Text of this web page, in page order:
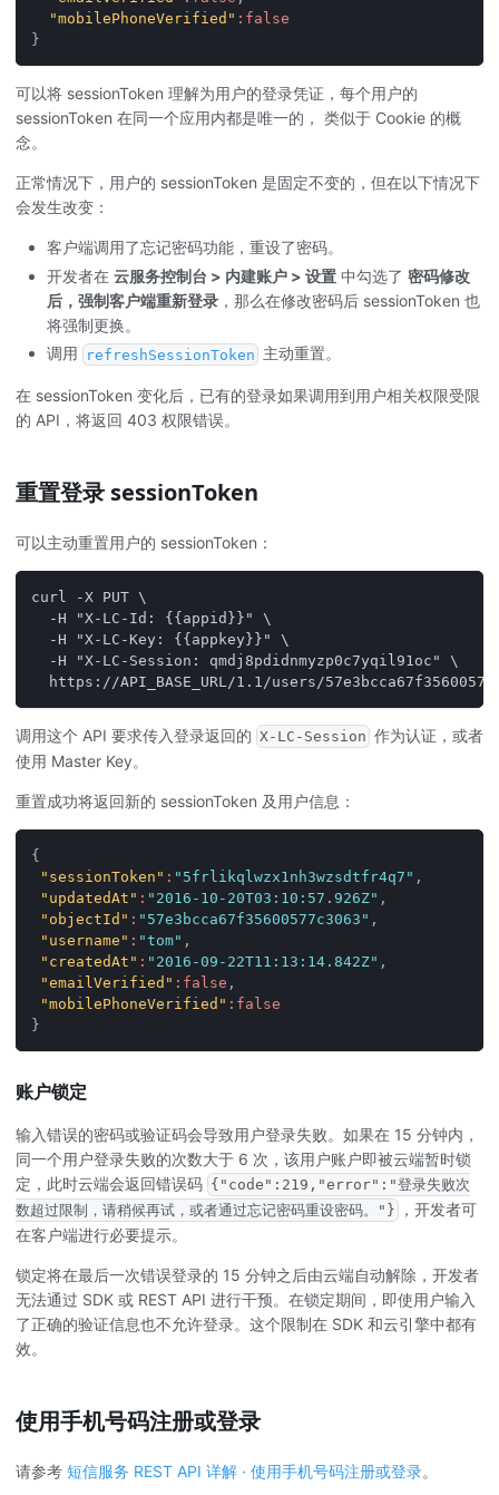
"mobilePhoneVerified" : false
}
可以将 sessionToken 理解为用户的登录凭证，每个用户的
sessionToken 在同一个应用内都是唯一的， 类似于 Cookie 的概
念。
正常情况下，用户的 sessionToken 是固定不变的，但在以下情况下
会发生改变：
客户端调用了忘记密码功能，重设了密码。
开发者在 云服务控制台 > 内建账户 > 设置 中勾选了 密码修改
后，强制客户端重新登录 ，那么在修改密码后 sessionToken 也
将强制更换。
调用
refreshSessionToken 主动重置。
在 sessionToken 变化后，已有的登录如果调用到用户相关权限受限
的 API，将返回 403 权限错误。
重置登录 sessionToken
可以主动重置用户的 sessionToken：
curl -X PUT \
  -H "X-LC-Id: {{appid}}" \
  -H "X-LC-Key: {{appkey}}" \
  -H "X-LC-Session: qmdj8pdidnmyzp0c7yqil91oc" \
https://API_BASE_URL/1.1/users/
调用这个 API 要求传入登录返回的 X-LC-Session 作为认证，或者
使用 Master Key。
重置成功将返回新的 sessionToken 及用户信息：
{
"sessionToken" : "5frlikqlwzx1nh3wzsdtfr4q7" ,
"updatedAt" : "2016-10-20T03:10:57.926Z" ,
"objectId" : "57e3bcca67f35600577c3063" ,
"username" : "tom" ,
"createdAt" : "2016-09-22T11:13:14.842Z" ,
"emailVerified" : false ,
"mobilePhoneVerified" : false
}
账户锁定
输入错误的密码或验证码会导致用户登录失败。如果在 15 分钟内，
同一个用户登录失败的次数大于 6 次，该用户账户即被云端暂时锁
定，此时云端会返回错误码 {"code":219,"error":"登录失败次
数超过限制，请稍候再试，或者通过忘记密码重设密码。"}
，开发者可
在客户端进行必要提示。
锁定将在最后一次错误登录的 15 分钟之后由云端自动解除，开发者
无法通过 SDK 或 REST API 进行干预。在锁定期间，即使用户输入
了正确的验证信息也不允许登录。这个限制在 SDK 和云引擎中都有
效。
使用手机号码注册或登录
请参考 短信服务 REST API 详解 · 使用手机号码注册或登录。